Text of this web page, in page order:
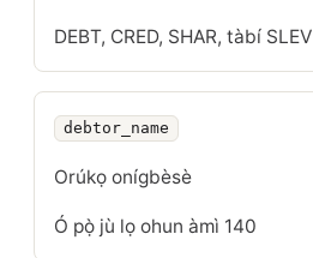
DEBT, CRED, SHAR, tàbí SLEV
debtor_name
Orúkọ onígbèsè
Ó pọ̀ jù lọ ohun àmì 140